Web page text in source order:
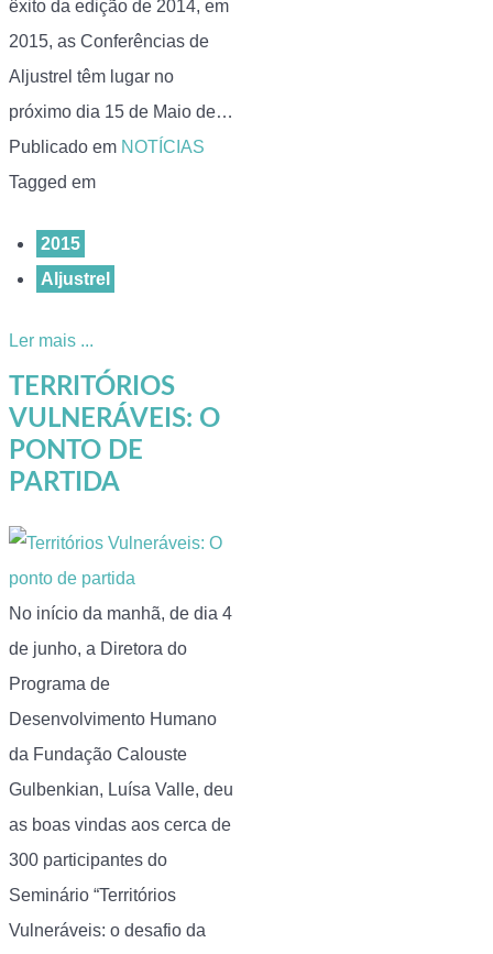
êxito da edição de 2014, em
2015, as Conferências de
Aljustrel têm lugar no
próximo dia 15 de Maio de…
Publicado em NOTÍCIAS
Tagged em
2015
Aljustrel
Ler mais ...
TERRITÓRIOS
VULNERÁVEIS: O
PONTO DE
PARTIDA
No início da manhã, de dia 4
de junho, a Diretora do
Programa de
Desenvolvimento Humano
da Fundação Calouste
Gulbenkian, Luísa Valle, deu
as boas vindas aos cerca de
300 participantes do
Seminário “Territórios
Vulneráveis: o desafio da